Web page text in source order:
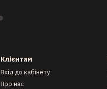
Клієнтам
Вхід до кабінету
Про нас